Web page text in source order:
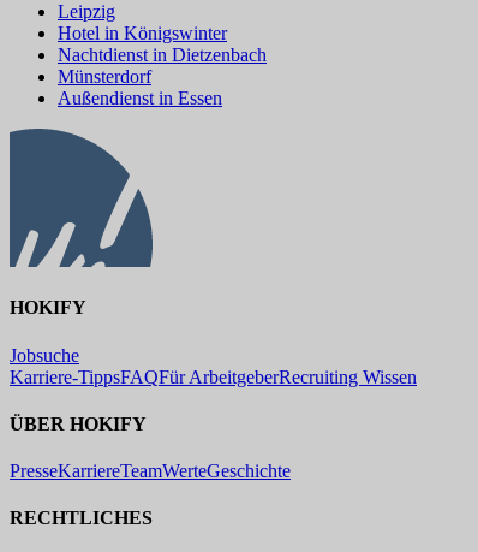
Leipzig
Hotel in Königswinter
Nachtdienst in Dietzenbach
Münsterdorf
Außendienst in Essen
HOKIFY
Jobsuche
Karriere-TippsFAQFür ArbeitgeberRecruiting Wissen
ÜBER HOKIFY
PresseKarriereTeamWerteGeschichte
RECHTLICHES